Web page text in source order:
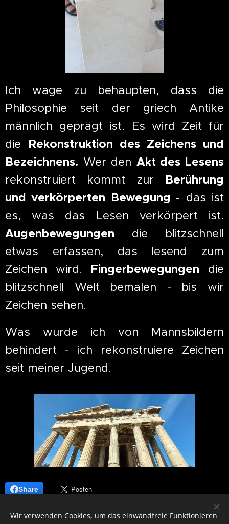
Ich wage zu behaupten, dass die
Philosophie seit der griech Antike
männlich geprägt ist. Es wird Zeit für
die Rekonstruktion des Zeichens und
Bezeichnens. Wer den Akt des Lesens
rekonstruiert kommt zur Berührung
und verkörperten Bewegung - das ist
es, was das Lesen verkörpert ist.
Augenbewegungen die blitzschnell
etwas erfassen, das lesend zum
Zeichen wird. Fingerbewegungen die
blitzschnell Welt bemalen - bis wir
Zeichen sehen.
Was wurde ich von Mannsbildern
behindert - ich rekonstruiere Zeichen
seit meiner Jugend.
Share
Wir verwenden Cookies, um das einwandfreie Funktionieren